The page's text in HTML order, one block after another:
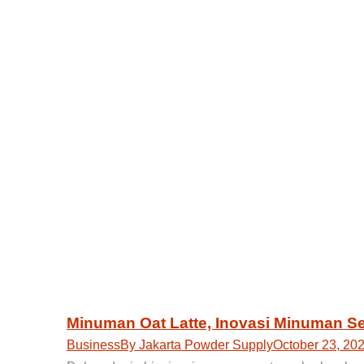
Minuman Oat Latte, Inovasi Minuman
BusinessBy Jakarta Powder SupplyOctober 23,